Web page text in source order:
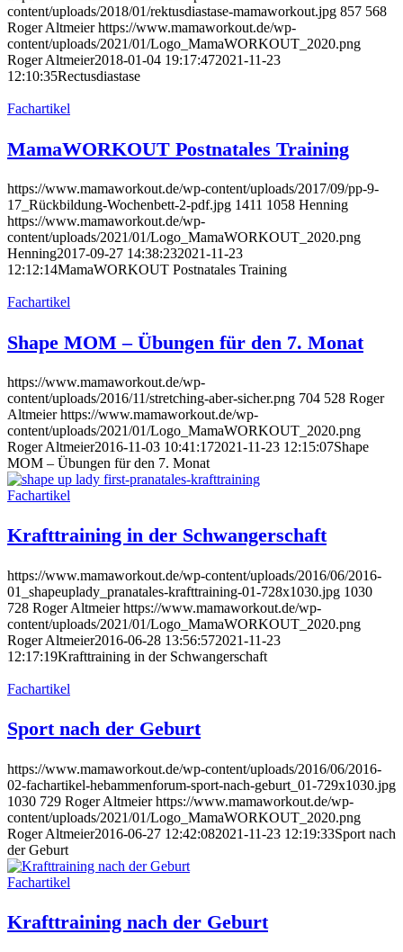
content/uploads/2018/01/rektusdiastase-mamaworkout.jpg 857 568
Roger Altmeier https://www.mamaworkout.de/wp-
content/uploads/2021/01/Logo_MamaWORKOUT_2020.png
Roger Altmeier2018-01-04 19:17:472021-11-23
12:10:35Rectusdiastase
Fachartikel
MamaWORKOUT Postnatales Training
https://www.mamaworkout.de/wp-content/uploads/2017/09/pp-9-
17_Rückbildung-Wochenbett-2-pdf.jpg 1411 1058 Henning
https://www.mamaworkout.de/wp-
content/uploads/2021/01/Logo_MamaWORKOUT_2020.png
Henning2017-09-27 14:38:232021-11-23
12:12:14MamaWORKOUT Postnatales Training
Fachartikel
Shape MOM – Übungen für den 7. Monat
https://www.mamaworkout.de/wp-
content/uploads/2016/11/stretching-aber-sicher.png 704 528 Roger
Altmeier https://www.mamaworkout.de/wp-
content/uploads/2021/01/Logo_MamaWORKOUT_2020.png
Roger Altmeier2016-11-03 10:41:172021-11-23 12:15:07Shape
MOM – Übungen für den 7. Monat
Fachartikel
Krafttraining in der Schwangerschaft
https://www.mamaworkout.de/wp-content/uploads/2016/06/2016-
01_shapeuplady_pranatales-krafttraining-01-728x1030.jpg 1030
728 Roger Altmeier https://www.mamaworkout.de/wp-
content/uploads/2021/01/Logo_MamaWORKOUT_2020.png
Roger Altmeier2016-06-28 13:56:572021-11-23
12:17:19Krafttraining in der Schwangerschaft
Fachartikel
Sport nach der Geburt
https://www.mamaworkout.de/wp-content/uploads/2016/06/2016-
02-fachartikel-hebammenforum-sport-nach-geburt_01-729x1030.jpg
1030 729 Roger Altmeier https://www.mamaworkout.de/wp-
content/uploads/2021/01/Logo_MamaWORKOUT_2020.png
Roger Altmeier2016-06-27 12:42:082021-11-23 12:19:33Sport nach
der Geburt
Fachartikel
Krafttraining nach der Geburt